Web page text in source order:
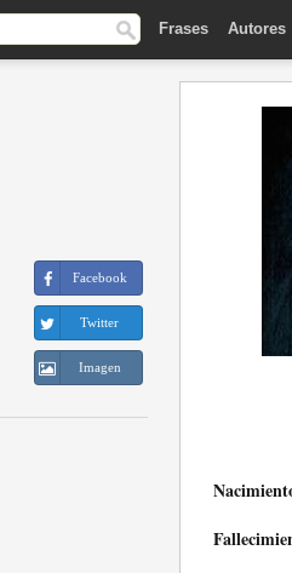
Frases Autores
Facebook
Twitter
Imagen